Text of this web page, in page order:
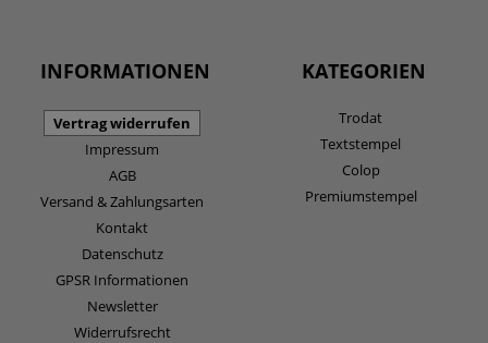
INFORMATIONEN
Vertrag widerrufen
Impressum
AGB
Versand & Zahlungsarten
Kontakt
Datenschutz
GPSR Informationen
Newsletter
Widerrufsrecht
KATEGORIEN
Trodat
Textstempel
Colop
Premiumstempel